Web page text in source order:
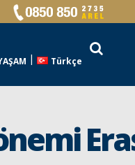
Türkçe